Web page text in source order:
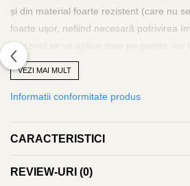
și din material foarte rezistent (care nu
foarte ușor, nefiind necesară potrivirea
Adezivul se va aplica doar pe perete, iar
orizontală de la stânga la dreapta sau
și surplusul de adeziv cu ajutorul unei
sau spaclu de plastic. Poate fi dezlipit și
intr-un tub de carton care ii va asigura
VEZI MAI MULT
Informatii conformitate produs
CARACTERISTICI
REVIEW-URI (0)